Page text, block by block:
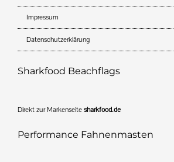
Impressum
Datenschutzerklärung
Sharkfood Beachflags
Direkt zur Markenseitesharkfood.de
Performance Fahnenmasten